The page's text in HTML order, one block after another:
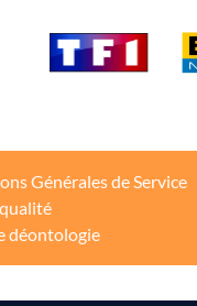
Générales de Service
déontologie
permet de poursuivre nos